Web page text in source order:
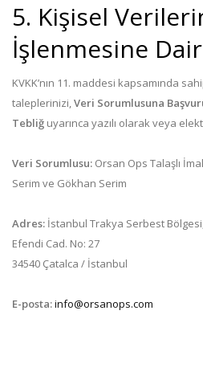
5. Kişisel
İşlenmesine Dair
KVKK’nın 11. maddesi kapsamında
taleplerinizi,Veri Sorumlusuna
Tebliğ uyarınca yazılı olarak veya
Veri Sorumlusu: Orsan Ops Talaşlı
Serim ve Gökhan Serim
Adres: İstanbul Trakya Serbest
Efendi Cad. No: 27
34540 Çatalca / İstanbul
E-posta:info@orsanops.com